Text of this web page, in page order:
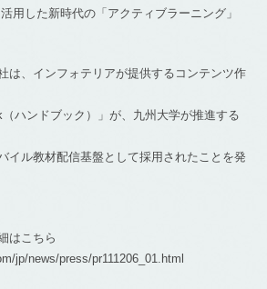
用した新時代の「アクティブラーニング」
は、インフォテリアが提供するコンテンツ作
ハンドブック）」が、九州大学が推進する
イル教材配信基盤として採用されたことを発
はこちら
jp/news/press/pr111206_01.html